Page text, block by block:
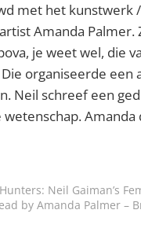
met het kunstwerk
Amanda Palmer.
je weet wel, die
organiseerde een
Neil schreef een
Neil Gaiman’s
by Amanda Palmer –